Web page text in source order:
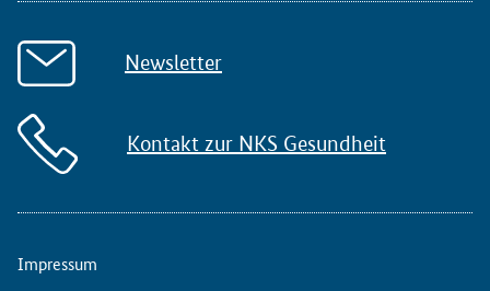
Newsletter
Kontakt zur NKS Gesundheit
Impressum